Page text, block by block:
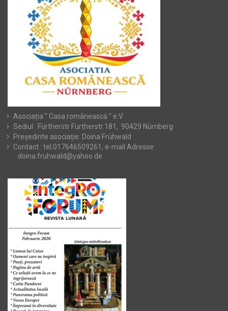
Asociația ” Casa românească ” e.V
Sediul : Fürtherstr Fürtherstr.181, 90429 Nürnberg
Președinte asociație: Doina Frühwald
Contact : tel.017646509261, e-mail Adresse:
doina.fruhwald@yahoo.de